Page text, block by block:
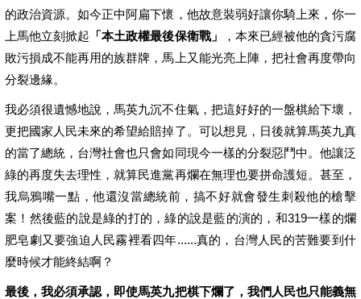
的政治資源。如今正中阿扁下懷，他故意裝弱好讓你騎上來，你一
上馬他立刻掀起 「本土政權最後保衛戰」
，本來已經被他的貪污腐
敗污損成不能再用的族群牌，馬上又能光亮上陣，把社會再度帶向
分裂邊緣。
我必須很遺憾地說，馬英九沉不住氣，把這好好的一盤棋給下壞，
更把國家人民未來的希望給賠掉了。可以想見，日後就算馬英九真
的當了總統，台灣社會也只會如同現今一樣的分裂惡鬥中。他讓泛
綠的再度失去理性，就算民進黨再爛在無理也要拼命護短。甚至，
我烏鴉嘴一點，他還沒當總統前，搞不好就會發生刺殺他的槍擊
案！然後藍的說是綠的打的，綠的說是藍的演的，和319一樣的爛
肥皂劇又要強迫人民霧裡看四年......真的，台灣人民的苦難要到什
麼時候才能終結啊？
最後，我必須承認，即使馬英九把棋下爛了，我們人民也只能義無